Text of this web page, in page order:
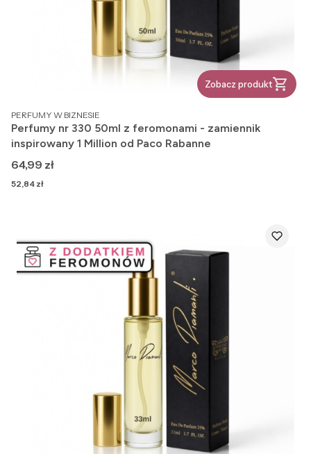
Zobacz produkt
PRODUCENT
PERFUMY W BIZNESIE
Perfumy nr 330 50ml z feromonami - zamiennik
inspirowany 1 Million od Paco Rabanne
Cena
64,99 zł
Cena
52,84 zł